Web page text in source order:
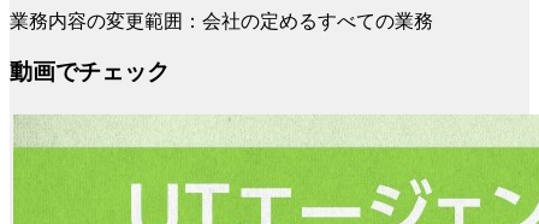
業務内容の変更範囲：会社の定めるすべての業務
動画でチェック